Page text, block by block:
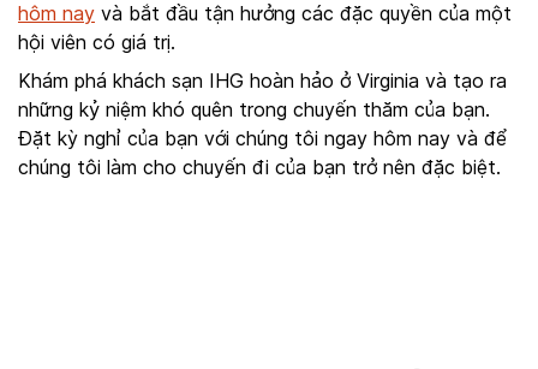
hôm nay và bắt đầu tận hưởng các đặc quyền của một
hội viên có giá trị.
Khám phá khách sạn IHG hoàn hảo ở Virginia và tạo ra
những kỷ niệm khó quên trong chuyến thăm của bạn.
Đặt kỳ nghỉ của bạn với chúng tôi ngay hôm nay và để
chúng tôi làm cho chuyến đi của bạn trở nên đặc biệt.